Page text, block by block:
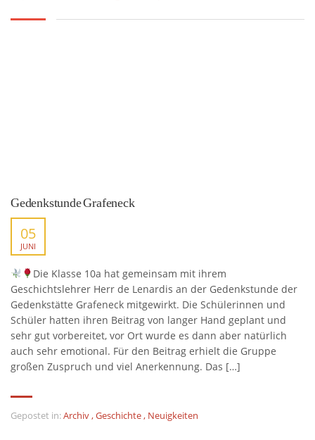
Gedenkstunde Grafeneck
05
JUNI
Die Klasse 10a hat gemeinsam mit ihrem
Geschichtslehrer Herr de Lenardis an der Gedenkstunde der
Gedenkstätte Grafeneck mitgewirkt. Die Schülerinnen und
Schüler hatten ihren Beitrag von langer Hand geplant und
sehr gut vorbereitet, vor Ort wurde es dann aber natürlich
auch sehr emotional. Für den Beitrag erhielt die Gruppe
großen Zuspruch und viel Anerkennung. Das […]
Gepostet in:Archiv,Geschichte, Neuigkeiten